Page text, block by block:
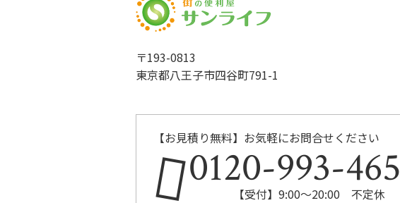
〒193-0813
東京都八王子市四谷町791-1
【お見積り無料】お気軽にお問合せください
0120-993-465
【受付】9:00～20:00 不定休